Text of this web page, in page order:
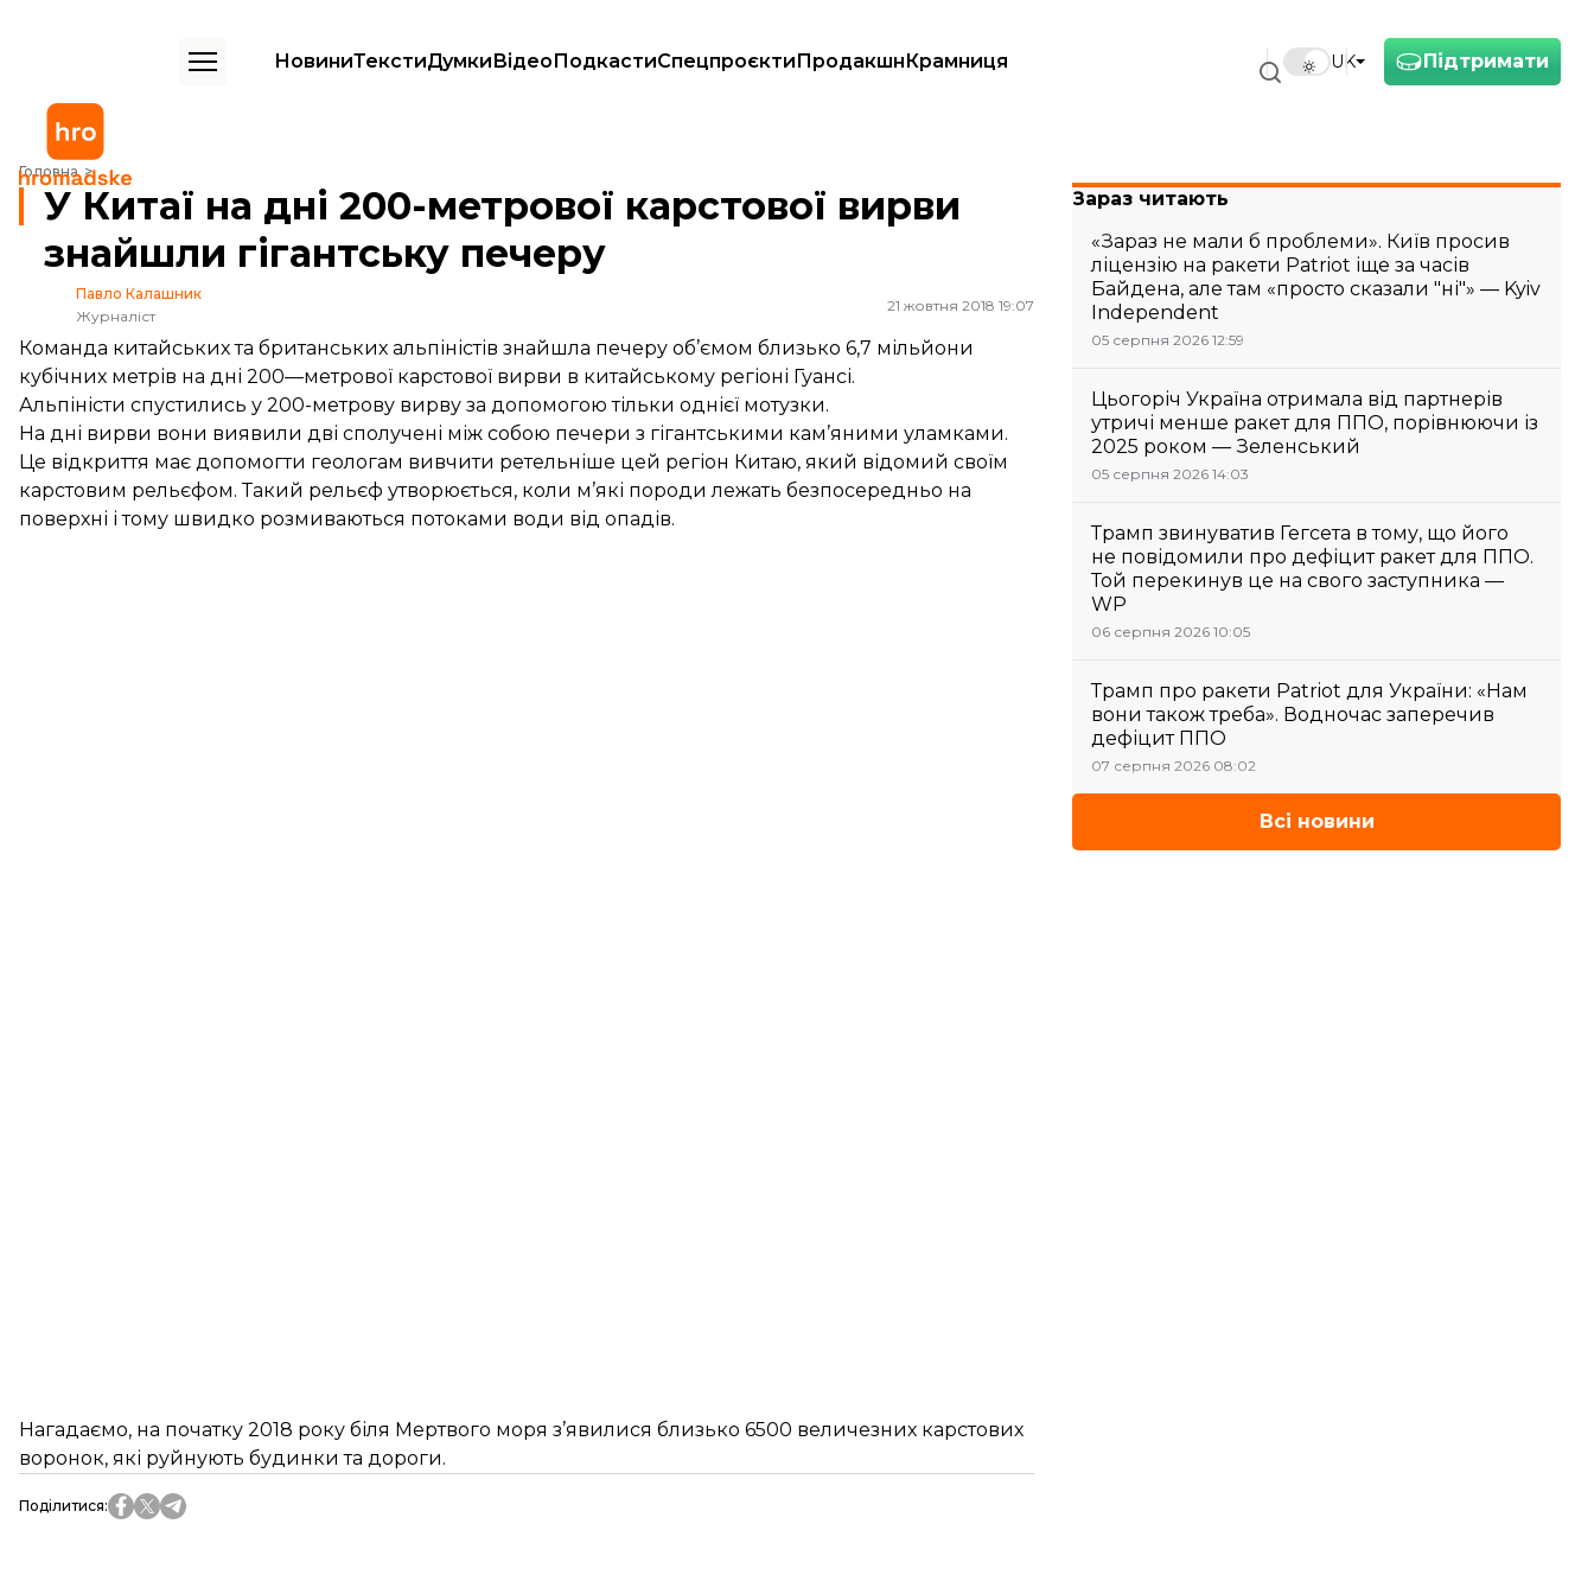
Підтримати
UK
НовиниТекстиДумкиВідеоПодкастиСпецпроєктиПродакшнКрамниця
Головна
У Китаї на дні 200-метрової карстової вирви знайшли гігантську печеру
У Китаї на дні 200-метрової карстової вирви
знайшли гігантську печеру
Павло Калашник
Журналіст
21 жовтня 2018 19:07
Команда китайських та британських альпіністів знайшла печеру об’ємом близько 6,7 мільйони
кубічних метрів на дні 200—метрової карстової вирви в китайському регіоні Гуансі.
Альпіністи спустились у 200-метрову вирву за допомогою тільки однієї мотузки.
На дні вирви вони виявили дві сполучені між собою печери з гігантськими кам’яними уламками.
Це відкриття має допомогти геологам вивчити ретельніше цей регіон Китаю, який відомий своїм
карстовим рельєфом. Такий рельєф утворюється, коли м’які породи лежать безпосередньо на
поверхні і тому швидко розмиваються потоками води від опадів.
Нагадаємо, на початку 2018 року біля Мертвого моря з’явилися близько 6500 величезних карстових
воронок, які руйнують будинки та дороги.
Поділитися:
Зараз читають
«Зараз не мали б проблеми». Київ просив
ліцензію на ракети Patriot іще за часів
Байдена, але там «просто сказали "ні"» — Kyiv
Independent
05 серпня 2026 12:59
Цьогоріч Україна отримала від партнерів
утричі менше ракет для ППО, порівнюючи із
2025 роком — Зеленський
05 серпня 2026 14:03
Трамп звинуватив Гегсета в тому, що його
не повідомили про дефіцит ракет для ППО.
Той перекинув це на свого заступника —
WP
06 серпня 2026 10:05
Трамп про ракети Patriot для України: «Нам
вони також треба». Водночас заперечив
дефіцит ППО
07 серпня 2026 08:02
Всі новини